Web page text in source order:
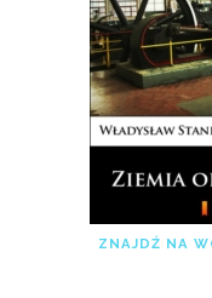
ZNAJDŹ NA